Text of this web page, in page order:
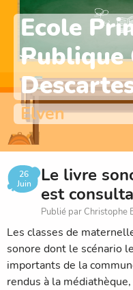
Ecole
Publique
Elven
26
Juin
Le livre
est
Publié par Christophe
Les classes de
sonore dont le scénario
importants de la
rendus à la